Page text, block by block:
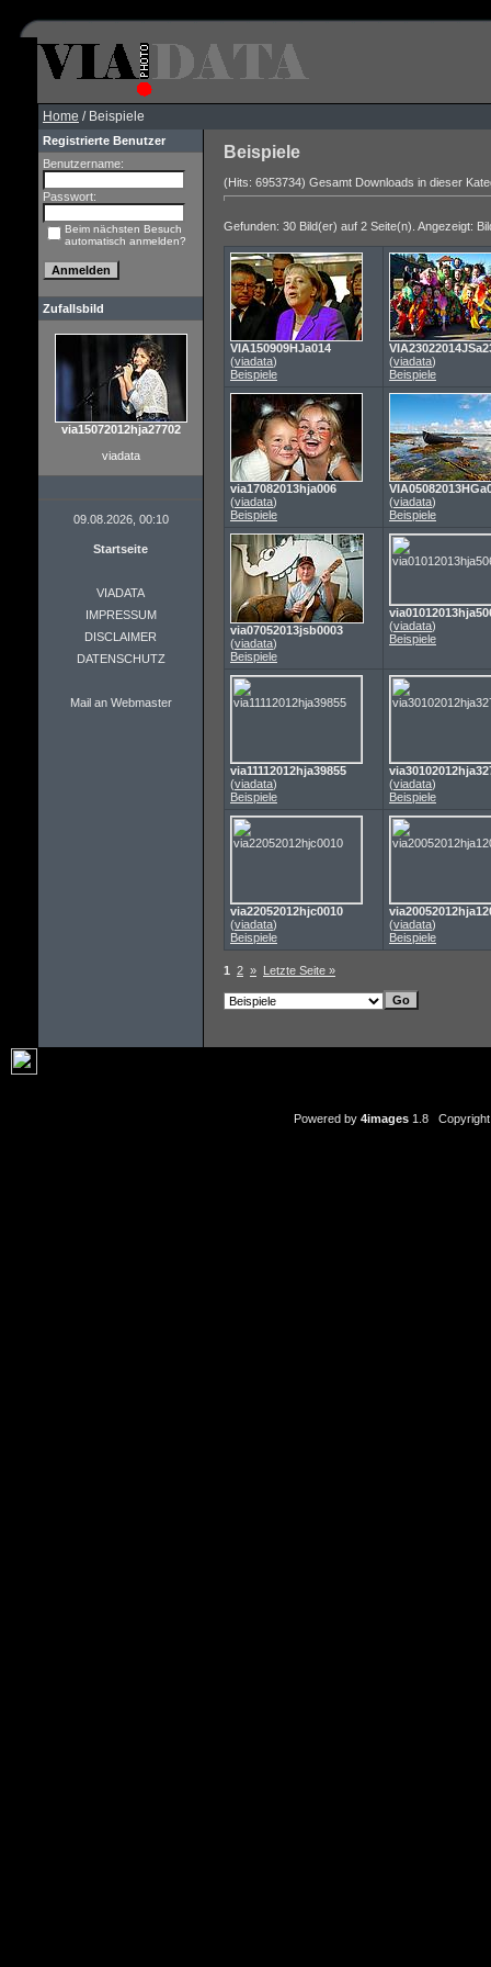
Home / Beispiele
Registrierte Benutzer
Benutzername:
Passwort:
Beim nächsten Besuch
automatisch anmelden?
Zufallsbild
via15072012hja27702
viadata
09.08.2026, 00:10
Startseite
VIADATA
IMPRESSUM
DISCLAIMER
DATENSCHUTZ
Mail an Webmaster
Beispiele
(Hits: 6953734) Gesamt Downloads in dieser
Gefunden: 30 Bild(er) auf 2 Seite(n). Angezeigt:
VIA150909HJa014
(viadata)
Beispiele
(viadata)
Beispiele
via17082013hja006
(viadata)
Beispiele
(viadata)
Beispiele
via07052013jsb0003
(viadata)
Beispiele
(viadata)
Beispiele
via11112012hja39855
(viadata)
Beispiele
(viadata)
Beispiele
via22052012hjc0010
(viadata)
Beispiele
(viadata)
Beispiele
1 2 » Letzte Seite »
Powered by 4images1.8 Copyright